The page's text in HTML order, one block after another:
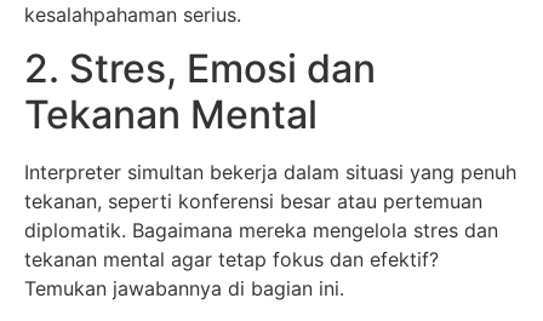
kesalahpahaman serius.
2. Stres, Emosi dan
Tekanan Mental
Interpreter simultan bekerja dalam situasi yang penuh
tekanan, seperti konferensi besar atau pertemuan
diplomatik. Bagaimana mereka mengelola stres dan
tekanan mental agar tetap fokus dan efektif?
Temukan jawabannya di bagian ini.